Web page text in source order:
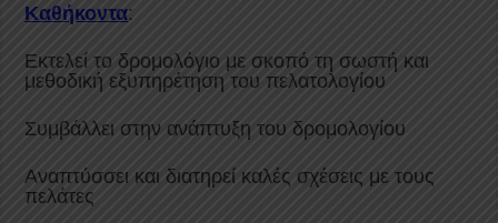
Καθήκοντα:
Εκτελεί το δρομολόγιο με σκοπό τη σωστή και
μεθοδική εξυπηρέτηση του πελατολογίου
Συμβάλλει στην ανάπτυξη του δρομολογίου
Αναπτύσσει και διατηρεί καλές σχέσεις με τους
πελάτες